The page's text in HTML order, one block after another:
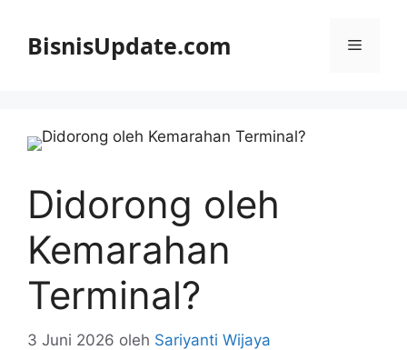
BisnisUpdate.com Menu
Didorong oleh
Kemarahan
Terminal?
3 Juni 2026 oleh Sariyanti Wijaya